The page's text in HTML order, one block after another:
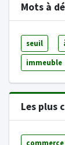
Mots à
seuil
immeuble
Les plus
commerce